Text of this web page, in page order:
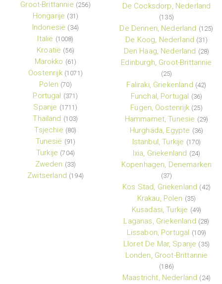
Groot-Brittannie (256)
Hongarije (31)
Indonesië (34)
Italië (1008)
Kroatië (56)
Marokko (61)
Oostenrijk (1071)
Polen (70)
Portugal (371)
Spanje (1711)
Thailand (103)
Tsjechië (80)
Tunesië (91)
Turkije (704)
Zweden (33)
Zwitserland (194)
De Cocksdorp, Nederland
(135)
De Dennen, Nederland (125)
De Koog, Nederland (31)
Den Haag, Nederland (28)
Edinburgh, Groot-Brittannie
(25)
Faliraki, Griekenland (42)
Funchal, Portugal (36)
Fügen, Oostenrijk (25)
Hammamet, Tunesie (29)
Hurghada, Egypte (36)
Istanbul, Turkije (170)
Ixia, Griekenland (24)
Kopenhagen, Denemarken
(37)
Kos Stad, Griekenland (42)
Krakau, Polen (35)
Kusadasi, Turkije (49)
Laganas, Griekenland (28)
Lissabon, Portugal (109)
Lloret De Mar, Spanje (35)
Londen, Groot-Brittannie
(186)
Maastricht, Nederland (24)